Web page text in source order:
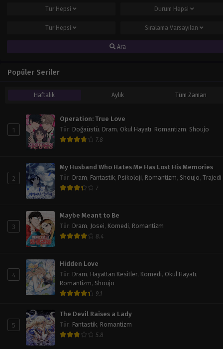
Bölüm 84
Mart 26, 2024
Bölüm 83
Bölüm 82
Mart 26, 2024
Mart 26, 2024
Bölüm 80
Mart 26, 2024
Bölüm 79
Mart 26, 2024
Bölüm 78
Mart 26, 2024
Bölüm 77
Mart 26, 2024
Bölüm 76
Mart 26, 2024
Bölüm 75
Tür Hepsi Durum Hepsi
Tür Hepsi SıralamaVarsayılan
Ara
Popüler Seriler
Haftalık Aylık Tüm Zaman
1
Operation: True Love
Tür: Doğaüstü, Dram, Okul Hayatı, Romantizm, Shoujo
7.8
2
My Husband Who Hates Me Has Lost His Memories
Tür: Dram, Fantastik, Psikoloji, Romantizm, Shoujo, Trajedi
7
3
Maybe Meant to Be
Tür: Dram, Josei, Komedi, Romantizm
8.4
4
Hidden Love
Tür: Dram, Hayattan Kesitler, Komedi, Okul Hayatı,
Romantizm, Shoujo
9.1
5
The Devil Raises a Lady
Tür: Fantastik, Romantizm
5.8